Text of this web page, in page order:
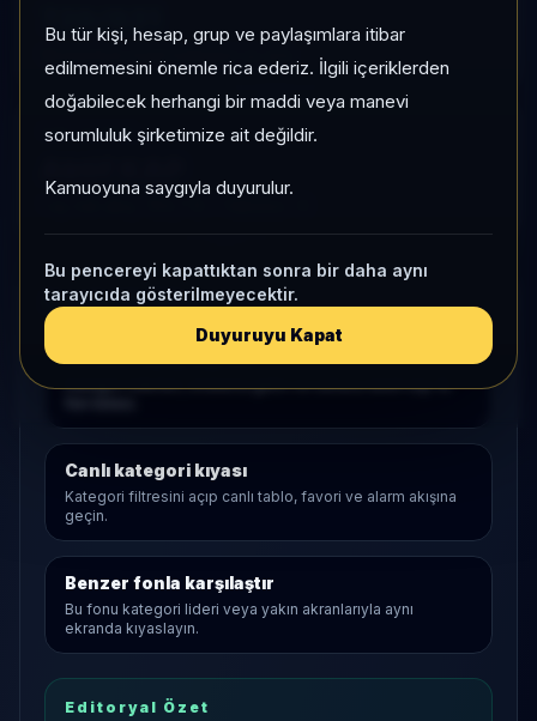
Bu tür kişi, hesap, grup ve paylaşımlara itibar
edilmemesini önemle rica ederiz. İlgili içeriklerden
doğabilecek herhangi bir maddi veya manevi
sorumluluk şirketimize ait değildir.
Kamuoyuna saygıyla duyurulur.
Bu pencereyi kapattıktan sonra bir daha aynı
tarayıcıda gösterilmeyecektir.
Duyuruyu Kapat
729/931
KAP VE AKIŞ
Araştırma Akışı
Kategori liderleri, ortalama getiri ve sunucu tarafı top 10
Canlı kategori kıyası
Kategori filtresini açıp canlı tablo, favori ve alarm akışına
geçin.
Benzer fonla karşılaştır
Bu fonu kategori lideri veya yakın akranlarıyla aynı
ekranda kıyaslayın.
Editoryal Özet